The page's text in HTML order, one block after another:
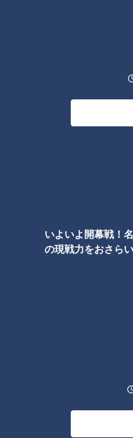
いよいよ開幕戦！
の現戦力をおさらい
「GOOD LOSERS
なんと、パティを挟ん
「アメリカに実際にあ
牛肉の細挽きミンチを
に、チーズをトッピング
ツでサンドします。チー